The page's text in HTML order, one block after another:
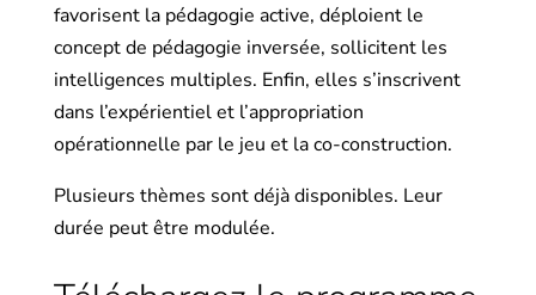
favorisent la pédagogie active, déploient le
concept de pédagogie inversée, sollicitent les
intelligences multiples. Enfin, elles s’inscrivent
dans l’expérientiel et l’appropriation
opérationnelle par le jeu et la co-construction.
Plusieurs thèmes sont déjà disponibles. Leur
durée peut être modulée.